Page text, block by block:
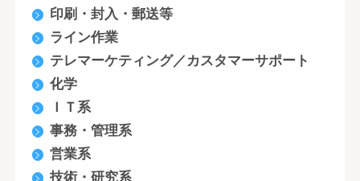
印刷・封入・郵送等
ライン作業
テレマーケティング／カスタマーサポート
化学
ＩＴ系
事務・管理系
営業系
技術・研究系